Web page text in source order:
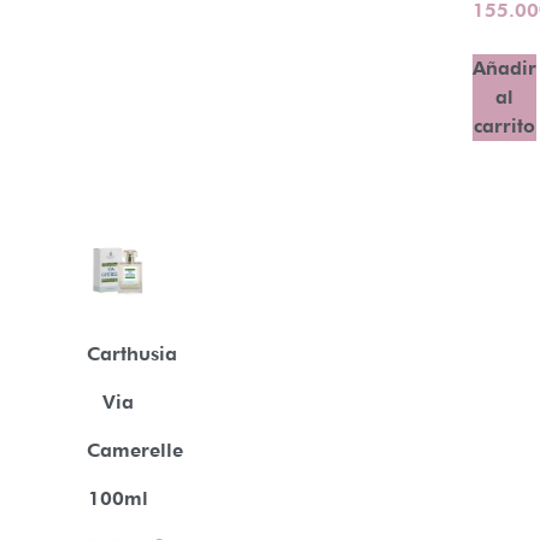
155.00
Añadir
al
carrito
Carthusia
Via
Camerelle
100ml